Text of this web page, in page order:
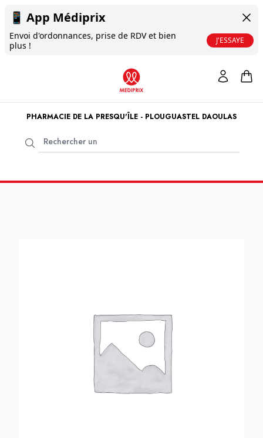
📱 App Médiprix
Envoi d'ordonnances, prise de RDV et bien
plus !
J'ESSAYE
PHARMACIE DE LA PRESQU'ÎLE - PLOUGUASTEL DAOULAS